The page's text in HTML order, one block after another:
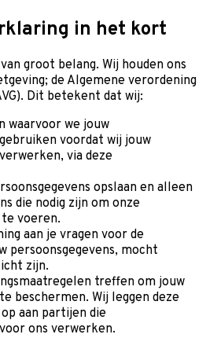
in het kort
groot belang. Wij houden ons
de Algemene verordening
Dit betekent dat wij:
waarvoor we jouw
voordat wij jouw
via deze
opslaan en alleen
die nodig zijn om onze
voeren.
aan je vragen voor de
persoonsgegevens, mocht
zijn.
treffen om jouw
beschermen. Wij leggen deze
aan partijen die
ons verwerken.